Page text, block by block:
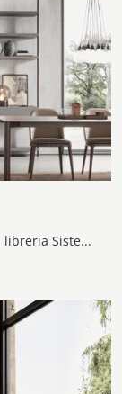
Materiali di pregio e linee decise: scopri la libreria Sistema O Pen - Comp SU2126 di Maronese tra le più belle Librerie moderne componibili.